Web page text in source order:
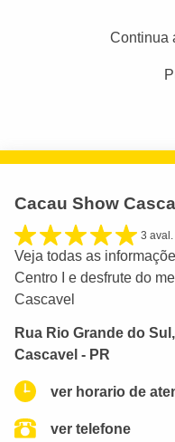
Continua
Cacau Show
3 aval.
Veja todas as
Centro I e desfrute do
Cascavel
Rua Rio Grande do
Cascavel - PR
ver horario de
ver telefone